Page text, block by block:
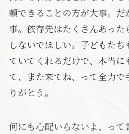
頼できることの方が大事。だ
事。依存先はたくさんあっ
しないでほしい。子どもたち
ていてくれるだけで、本当に
て、また来てね、って全力で
りがとう。
何にも心配いらないよ、って